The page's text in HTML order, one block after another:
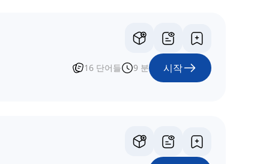
16 단어들 9 분 시작